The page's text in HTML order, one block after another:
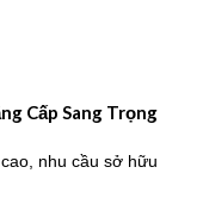
Cấp Sang Trọng
nhu cầu sở hữu